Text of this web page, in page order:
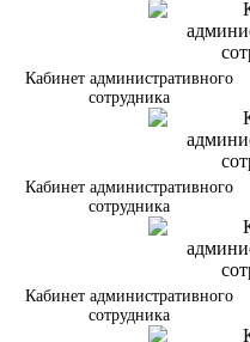
Кабинет административного
сотрудника
Кабинет административного
сотрудника
Кабинет административного
сотрудника